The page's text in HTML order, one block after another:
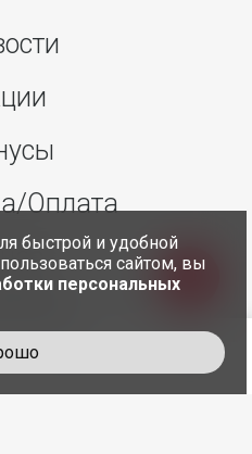
Оплата
быстрой и удобной
сайтом, вы
персональных